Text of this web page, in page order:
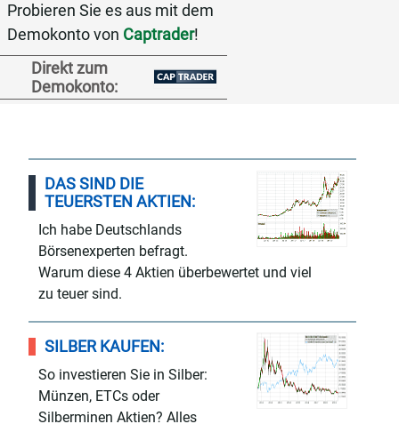
Probieren Sie es aus mit dem
Demokonto von Captrader!
Direkt zum
Demokonto:
DAS SIND DIE
TEUERSTEN AKTIEN:
Ich habe Deutschlands
Börsenexperten befragt.
Warum diese 4 Aktien überbewertet und viel
zu teuer sind.
SILBER KAUFEN:
So investieren Sie in Silber:
Münzen, ETCs oder
Silberminen Aktien? Alles